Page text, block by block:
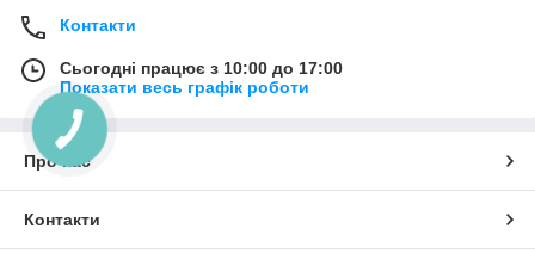
Контакти
Сьогодні працює з 10:00 до 17:00
Показати весь графік роботи
Про нас
Контакти